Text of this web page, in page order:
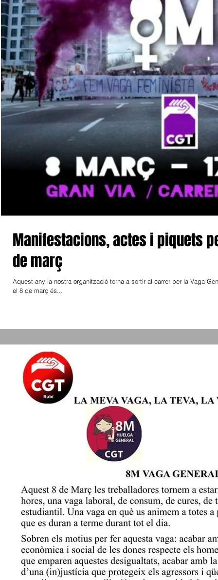
Manifestacions, actes i piquets
de març
Aquest any la nostra organització torna a sortir al carrer per la Vaga
el 8 de març és...